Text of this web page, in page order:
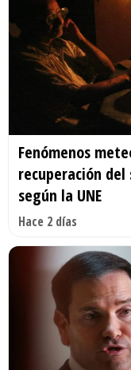
Fenómenos
recuperación
según la UNE
Hace 2 días